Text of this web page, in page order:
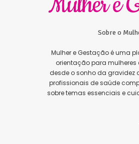
Sobre o
Mulher e Gestação é uma
orientação para
desde o sonho da gravidez
profissionais de saúde
sobre temas essenciais e